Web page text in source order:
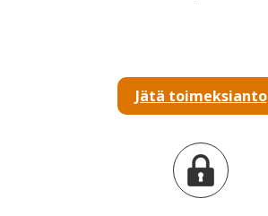
Jätä toimeksianto